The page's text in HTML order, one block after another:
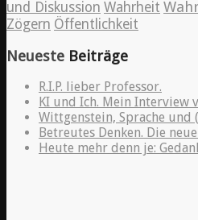
und Diskussion Wahrheit
Zögern Öffentlichkeit
Neueste Beiträge
R.I.P. lieber Professor.
KI und Ich. Mein Interview
Wittgenstein, Sprache
Betreutes Denken. Die
Heute mehr denn je: